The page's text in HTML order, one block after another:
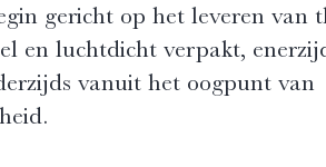
gericht op het leveren van
en luchtdicht verpakt,
vanuit het oogpunt van